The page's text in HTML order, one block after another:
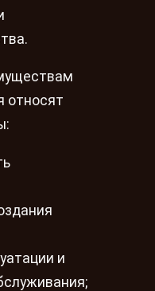
относят
и